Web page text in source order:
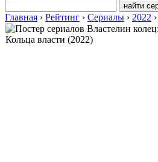
Главная › Рейтинг › Сериалы › 2022 ›